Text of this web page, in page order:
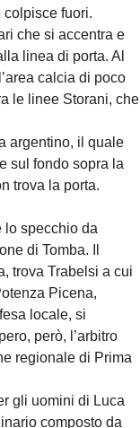
colpisce fuori.
che si accentra e
linea di porta. Al
calcia di poco
le linee Storani, che
argentino, il quale
sul fondo sopra la
trova la porta.
lo specchio da
di Tomba. Il
trova Trabelsi a cui
Picena,
locale, si
però, l’arbitro
regionale di Prima
gli uomini di Luca
composto da